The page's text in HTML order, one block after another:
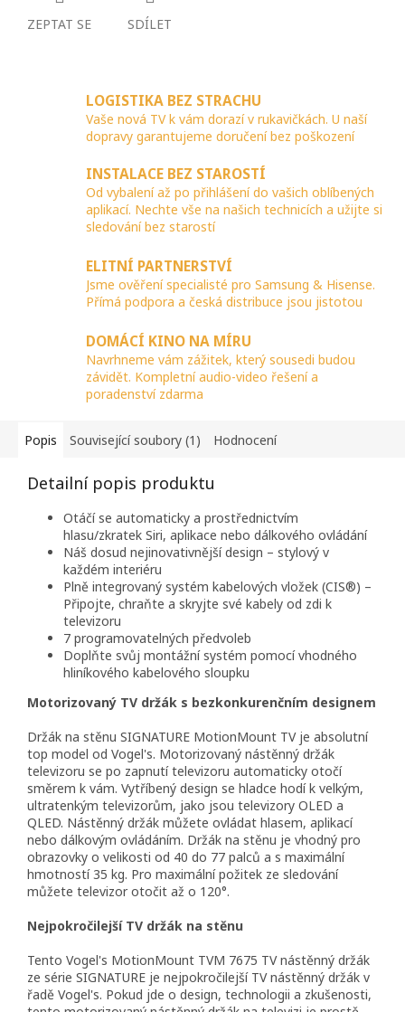
ZEPTAT SE SDÍLET
LOGISTIKA BEZ STRACHU
Vaše nová TV k vám dorazí v rukavičkách. U naší
dopravy garantujeme doručení bez poškození
INSTALACE BEZ STAROSTÍ
Od vybalení až po přihlášení do vašich oblíbených
aplikací. Nechte vše na našich technicích a užijte si
sledování bez starostí
ELITNÍ PARTNERSTVÍ
Jsme ověření specialisté pro Samsung & Hisense.
Přímá podpora a česká distribuce jsou jistotou
DOMÁCÍ KINO NA MÍRU
Navrhneme vám zážitek, který sousedi budou
závidět. Kompletní audio-video řešení a
poradenství zdarma
Popis Související soubory (1) Hodnocení
Detailní popis produktu
Otáčí se automaticky a prostřednictvím
hlasu/zkratek Siri, aplikace nebo dálkového ovládání
Náš dosud nejinovativnější design – stylový v
každém interiéru
Plně integrovaný systém kabelových vložek (CIS®) –
Připojte, chraňte a skryjte své kabely od zdi k
televizoru
7 programovatelných předvoleb
Doplňte svůj montážní systém pomocí vhodného
hliníkového kabelového sloupku
Motorizovaný TV držák s bezkonkurenčním designem
Držák na stěnu SIGNATURE MotionMount TV je absolutní
top model od Vogel's. Motorizovaný nástěnný držák
televizoru se po zapnutí televizoru automaticky otočí
směrem k vám. Vytříbený design se hladce hodí k velkým,
ultratenkým televizorům, jako jsou televizory OLED a
QLED. Nástěnný držák můžete ovládat hlasem, aplikací
nebo dálkovým ovládáním. Držák na stěnu je vhodný pro
obrazovky o velikosti od 40 do 77 palců a s maximální
hmotností 35 kg. Pro maximální požitek ze sledování
můžete televizor otočit až o 120°.
Nejpokročilejší TV držák na stěnu
Tento Vogel's MotionMount TVM 7675 TV nástěnný držák
ze série SIGNATURE je nejpokročilejší TV nástěnný držák v
řadě Vogel's. Pokud jde o design, technologii a zkušenosti,